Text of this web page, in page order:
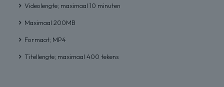
Videolengte; maximaal 10 minuten
Maximaal 200MB
Formaat; MP4
Titellengte; maximaal 400 tekens